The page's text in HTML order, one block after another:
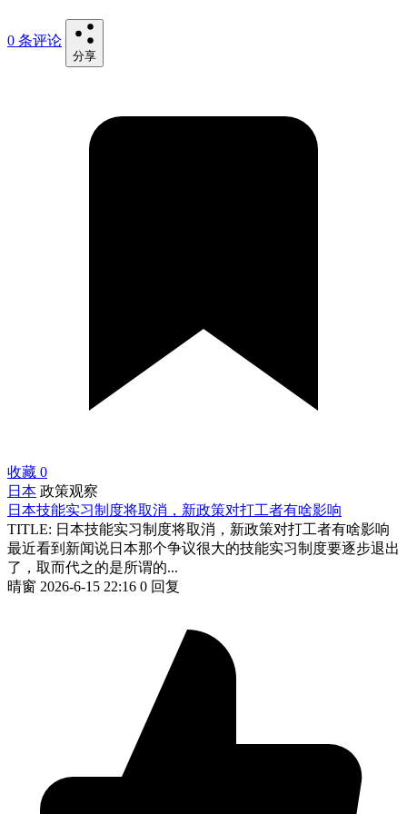
0 条评论
分享
收藏 0
日本 政策观察
日本技能实习制度将取消，新政策对打工者有啥影响
TITLE: 日本技能实习制度将取消，新政策对打工者有啥影响
最近看到新闻说日本那个争议很大的技能实习制度要逐步退出
了，取而代之的是所谓的...
晴窗 2026-6-15 22:16 0 回复